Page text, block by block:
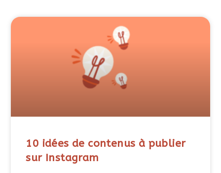
10 idées de contenus à publier
sur Instagram